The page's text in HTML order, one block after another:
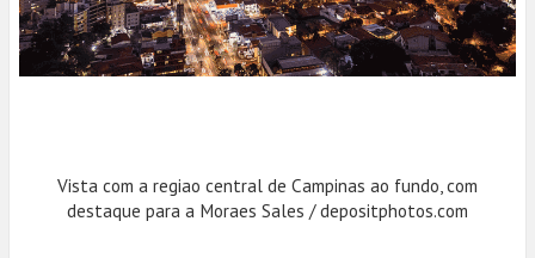
Vista com a regiao central de Campinas ao fundo, com
destaque para a Moraes Sales / depositphotos.com